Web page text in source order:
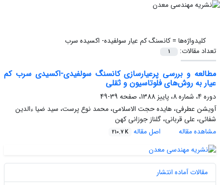
کلیدواژه‌ها =کانسنگ کم عیار سولفیده- اکسیده سرب
تعداد مقالات:
1
مطالعه و بررسی پرعیارسازی کانسنگ سولفیدی-اکسیدی سرب کم
عیار به روش‌های فلوتاسیون و ثقلی
دوره 4، شماره 8، پاییز 1388، صفحه
39-49
آویشن عطرفی، هایده حجت الاسلامی، محمد نوع پرست، سید ضیا ءالدین
شفائی، علی قربانی، گلناز جوزانی کهن
مشاهده مقاله
اصل مقاله 210.7 K
مقالات آماده انتشار